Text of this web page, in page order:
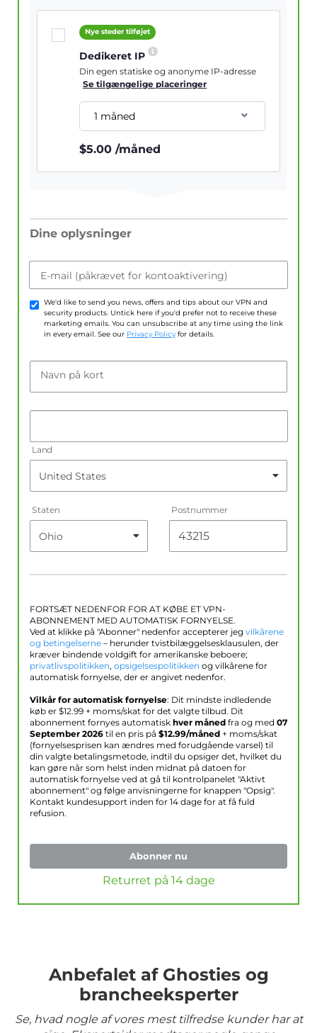
Nye steder tilføjet
Dedikeret IP
Din egen statiske og anonyme IP-adresse
Se tilgængelige placeringer
1 måned
$5.00 /måned
Dine oplysninger
E-mail (påkrævet for kontoaktivering)
We'd like to send you news, offers and tips about our VPN and
security products. Untick here if you'd prefer not to receive these
marketing emails. You can unsubscribe at any time using the link
in every email. See our Privacy Policy for details.
Navn på kort
Land
Staten Postnummer
FORTSÆT NEDENFOR FOR AT KØBE ET VPN-
ABONNEMENT MED AUTOMATISK FORNYELSE.
Ved at klikke på "Abonner" nedenfor accepterer jeg vilkårene
og betingelserne – herunder tvistbilæggelsesklausulen, der
kræver bindende voldgift for amerikanske beboere;
privatlivspolitikken, opsigelsespolitikken og vilkårene for
automatisk fornyelse, der er angivet nedenfor.
Vilkår for automatisk fornyelse: Dit mindste indledende
køb er $12.99 + moms/skat for det valgte tilbud. Dit
abonnement fornyes automatisk hver måned fra og med 07
September 2026 til en pris på $12.99/måned + moms/skat
(fornyelsesprisen kan ændres med forudgående varsel) til
din valgte betalingsmetode, indtil du opsiger det, hvilket du
kan gøre når som helst inden midnat på datoen for
automatisk fornyelse ved at gå til kontrolpanelet "Aktivt
abonnement" og følge anvisningerne for knappen "Opsig".
Kontakt kundesupport inden for 14 dage for at få fuld
refusion.
Abonner nu
Returret på 14 dage
Anbefalet af Ghosties og
brancheeksperter
Se, hvad nogle af vores mest tilfredse kunder har at